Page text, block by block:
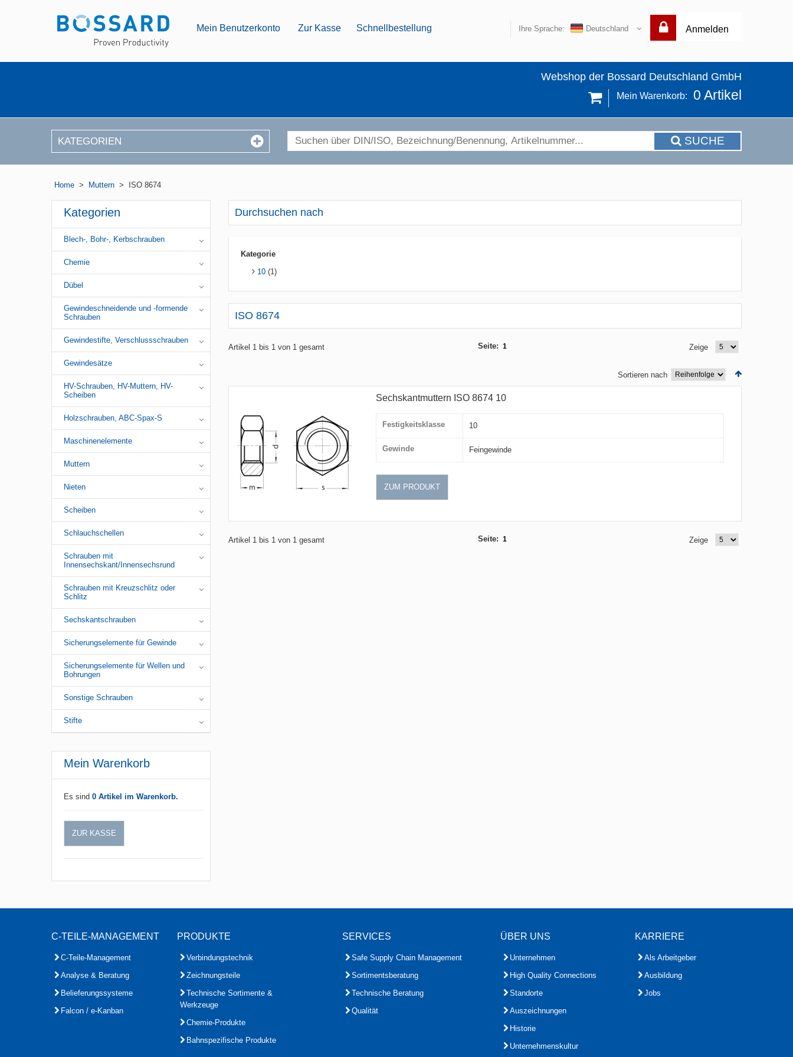
Mein Benutzerkonto Zur Kasse Schnellbestellung Anmelden
Ihre Sprache: Deutschland
Webshop der Bossard Deutschland GmbH
Mein Warenkorb: 0 Artikel
KATEGORIEN SUCHE
Home > Muttern > ISO 8674
Durchsuchen nach
Kategorie
10 (1)
ISO 8674
Artikel 1 bis 1 von 1 gesamt Zeige
Seite: 1
Sortieren nach
Sechskantmuttern ISO 8674 10
Festigkeitsklasse 10
Gewinde Feingewinde
ZUM PRODUKT
Artikel 1 bis 1 von 1 gesamt Zeige
Seite: 1
Kategorien
Blech-, Bohr-, Kerbschrauben
Chemie
Dübel
Gewindeschneidende und -formende
Schrauben
Gewindestifte, Verschlussschrauben
Gewindesätze
HV-Schrauben, HV-Muttern, HV-
Scheiben
Holzschrauben, ABC-Spax-S
Maschinenelemente
Muttern
Nieten
Scheiben
Schlauchschellen
Schrauben mit
Innensechskant/Innensechsrund
Schrauben mit Kreuzschlitz oder
Schlitz
Sechskantschrauben
Sicherungselemente für Gewinde
Sicherungselemente für Wellen und
Bohrungen
Sonstige Schrauben
Stifte
Mein Warenkorb
Es sind 0 Artikel im Warenkorb.
ZUR KASSE
C-TEILE-MANAGEMENT
C-Teile-Management
Analyse & Beratung
Belieferungssysteme
Falcon / e-Kanban
PRODUKTE
Verbindungstechnik
Zeichnungsteile
Technische Sortimente &
Werkzeuge
Chemie-Produkte
Bahnspezifische Produkte
SERVICES
Safe Supply Chain Management
Sortimentsberatung
Technische Beratung
Qualität
ÜBER UNS
Unternehmen
High Quality Connections
Standorte
Auszeichnungen
Historie
Unternehmenskultur
KARRIERE
Als Arbeitgeber
Ausbildung
Jobs